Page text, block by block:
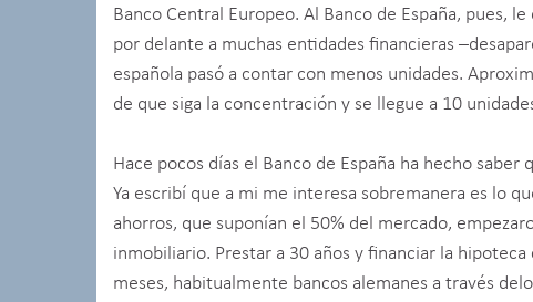
Banco Central Europeo. Al Banco de España, pues,
por delante a muchas entidades financieras
española pasó a contar con menos unidades.
de que siga la concentración y se llegue a 10
Hace pocos días el Banco de España ha hecho
Ya escribí que a mi me interesa sobremanera es lo
ahorros, que suponían el 50% del mercado,
inmobiliario. Prestar a 30 años y financiar la
meses, habitualmente bancos alemanes a través